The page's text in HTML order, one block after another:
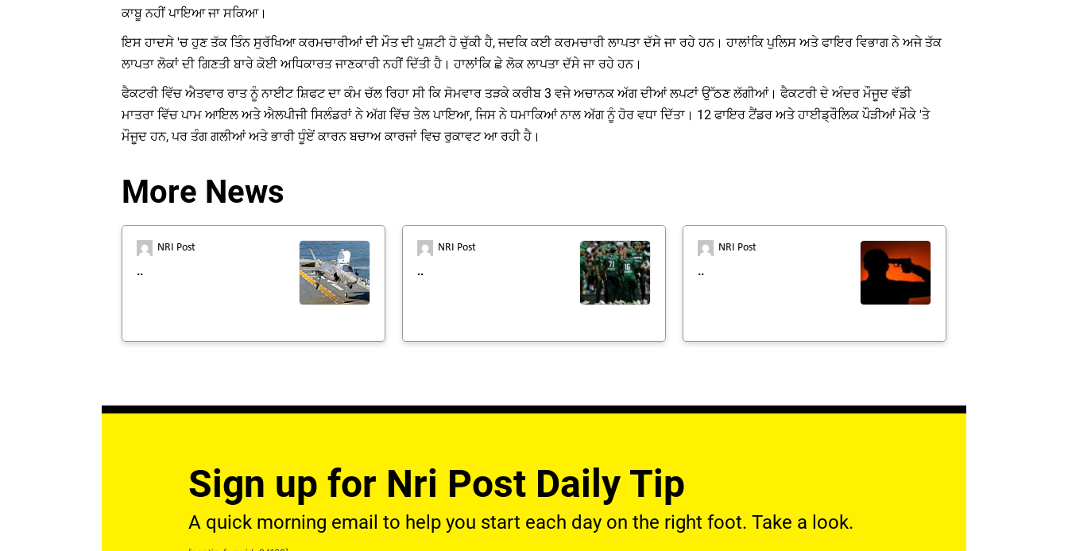
ਕਾਬੂ ਨਹੀਂ ਪਾਇਆ ਜਾ ਸਕਿਆ।
ਇਸ ਹਾਦਸੇ 'ਚ ਹੁਣ ਤੱਕ ਤਿੰਨ ਸੁਰੱਖਿਆ ਕਰਮਚਾਰੀਆਂ ਦੀ ਮੌਤ ਦੀ ਪੁਸ਼ਟੀ ਹੋ ​​ਚੁੱਕੀ ਹੈ, ਜਦਕਿ ਕਈ ਕਰਮਚਾਰੀ ਲਾਪਤਾ ਦੱਸੇ ਜਾ ਰਹੇ ਹਨ। ਹਾਲਾਂਕਿ ਪੁਲਿਸ ਅਤੇ ਫਾਇਰ ਵਿਭਾਗ ਨੇ ਅਜੇ ਤੱਕ
ਲਾਪਤਾ ਲੋਕਾਂ ਦੀ ਗਿਣਤੀ ਬਾਰੇ ਕੋਈ ਅਧਿਕਾਰਤ ਜਾਣਕਾਰੀ ਨਹੀਂ ਦਿੱਤੀ ਹੈ। ਹਾਲਾਂਕਿ ਛੇ ਲੋਕ ਲਾਪਤਾ ਦੱਸੇ ਜਾ ਰਹੇ ਹਨ।
ਫੈਕਟਰੀ ਵਿੱਚ ਐਤਵਾਰ ਰਾਤ ਨੂੰ ਨਾਈਟ ਸ਼ਿਫਟ ਦਾ ਕੰਮ ਚੱਲ ਰਿਹਾ ਸੀ ਕਿ ਸੋਮਵਾਰ ਤੜਕੇ ਕਰੀਬ 3 ਵਜੇ ਅਚਾਨਕ ਅੱਗ ਦੀਆਂ ਲਪਟਾਂ ਉੱਠਣ ਲੱਗੀਆਂ। ਫੈਕਟਰੀ ਦੇ ਅੰਦਰ ਮੌਜੂਦ ਵੱਡੀ
ਮਾਤਰਾ ਵਿੱਚ ਪਾਮ ਆਇਲ ਅਤੇ ਐਲਪੀਜੀ ਸਿਲੰਡਰਾਂ ਨੇ ਅੱਗ ਵਿੱਚ ਤੇਲ ਪਾਇਆ, ਜਿਸ ਨੇ ਧਮਾਕਿਆਂ ਨਾਲ ਅੱਗ ਨੂੰ ਹੋਰ ਵਧਾ ਦਿੱਤਾ। 12 ਫਾਇਰ ਟੈਂਡਰ ਅਤੇ ਹਾਈਡ੍ਰੌਲਿਕ ਪੌੜੀਆਂ ਮੌਕੇ 'ਤੇ
ਮੌਜੂਦ ਹਨ, ਪਰ ਤੰਗ ਗਲੀਆਂ ਅਤੇ ਭਾਰੀ ਧੂੰਏਂ ਕਾਰਨ ਬਚਾਅ ਕਾਰਜਾਂ ਵਿਚ ਰੁਕਾਵਟ ਆ ਰਹੀ ਹੈ।
More News
NRI Post
..
NRI Post
..
NRI Post
..
Sign up for Nri Post Daily Tip
A quick morning email to help you start each day on the right foot. Take a look.